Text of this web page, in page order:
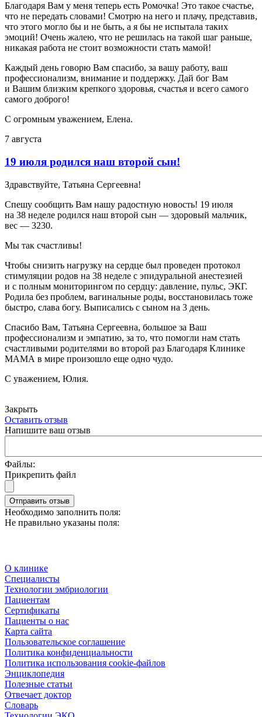
Благодаря Вам у меня теперь есть Ромочка! Это такое счастье,
что не передать словами! Смотрю на него и плачу, представив,
что этого могло бы и не быть, а я бы не испытала таких
эмоций! Очень жалею, что не решилась на такой шаг раньше,
никакая работа не стоит возможности стать мамой!
Каждый день говорю Вам спасибо, за вашу работу, ваш
профессионализм, внимание и поддержку. Дай бог Вам
и Вашим близким крепкого здоровья, счастья и всего самого
самого доброго!
С огромным уважением, Елена.
7 августа
19 июля родился наш второй сын!
Здравствуйте, Татьяна Сергеевна!
Спешу сообщить Вам нашу радостную новость! 19 июля
на 38 неделе родился наш второй сын — здоровый мальчик,
вес — 3230.
Мы так счастливы!
Чтобы снизить нагрузку на сердце был проведен протокол
стимуляции родов на 38 неделе с эпидуральной анестезией
и с полным мониторингом по сердцу: давление, пульс, ЭКГ.
Родила без проблем, вагинальные роды, восстановилась тоже
быстро, слава богу. Выписались с сыном на 3 день.
Спасибо Вам, Татьяна Сергеевна, большое за Ваш
профессионализм и эмпатию, за то, что помогли нам стать
счастливыми родителями во второй раз Благодаря Клинике
МАМА в мире произошло еще одно чудо.
С уважением, Юлия.
Закрыть
Оставить отзыв
Напишите ваш отзыв
Файлы:
Прикрепить файл
Отправить отзыв
Необходимо заполнить поля:
Не правильно указаны поля:
О клинике
Специалисты
Технологии эмбриологии
Пациентам
Сертификаты
Пациенты о нас
Карта сайта
Пользовательское соглашение
Политика конфиденциальности
Политика использования cookie-файлов
Энциклопедия
Полезные статьи
Отвечает доктор
Словарь